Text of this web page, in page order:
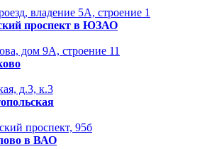
владение 5А, строение 1
проспект в ЮЗАО
дом 9A, строение 11
д.3, к.3
проспект, 95б
в ВАО